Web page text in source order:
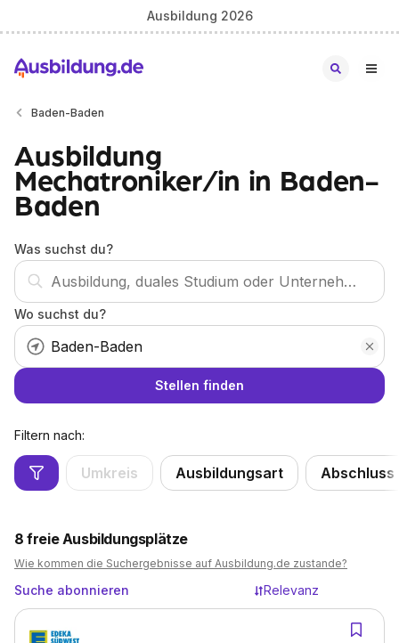
Ausbildung 2026
Baden-Baden
Ausbildung
Mechatroniker/in in Baden-
Baden
Was suchst du?
Wo suchst du?
Stellen finden
Filtern nach:
Umkreis Ausbildungsart Abschluss
8 freie Ausbildungsplätze
Wie kommen die Suchergebnisse auf Ausbildung.de zustande?
Suche abonnieren Relevanz